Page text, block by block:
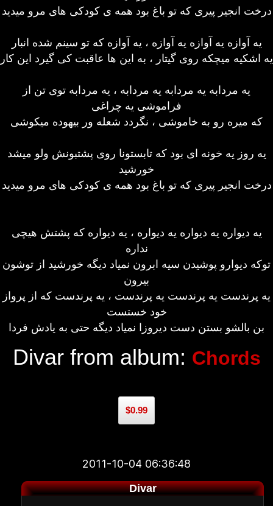
درخت انجیر پیری که تو باغ بود همه ی کودکی های مرو میدید
یه آوازه یه آوازه یه آوازه ، یه آوازه که تو سینم شده انبار
یه اشکیه میچکه روی گیتار ، به این ها عاقبت کی گیرد این کار
یه مردابه یه مردابه یه مردابه ، یه مردابه توی تن از
فراموشی یه چراغی
که میره رو به خاموشی ، نگردد شعله ور بیهوده میکوشی
یه روز یه خونه ای بود که تابستونا روی پشتبونش ولو میشد
خورشید
درخت انجیر پیری که تو باغ بود همه ی کودکی های مرو میدید
یه دیواره یه دیواره یه دیواره ، یه دیواره که پشتش هیچی
نداره
توکه دیوارو پوشیدن سیه ابرون نمیاد دیگه خورشید از توشون
بیرون
یه پرندست یه پرندست یه پرندست ، یه پرندست که از پرواز
خود خستست
بن بالشو بستن دست دیروزا نمیاد دیگه حتی به یادش فردا
Divar from album: Chords
$0.99
2011-10-04 06:36:48
Divar